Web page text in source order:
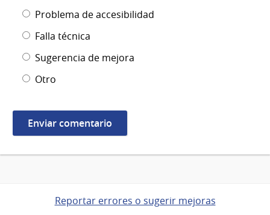
Problema de accesibilidad
Falla técnica
Sugerencia de mejora
Otro
Reportar errores o sugerir mejoras